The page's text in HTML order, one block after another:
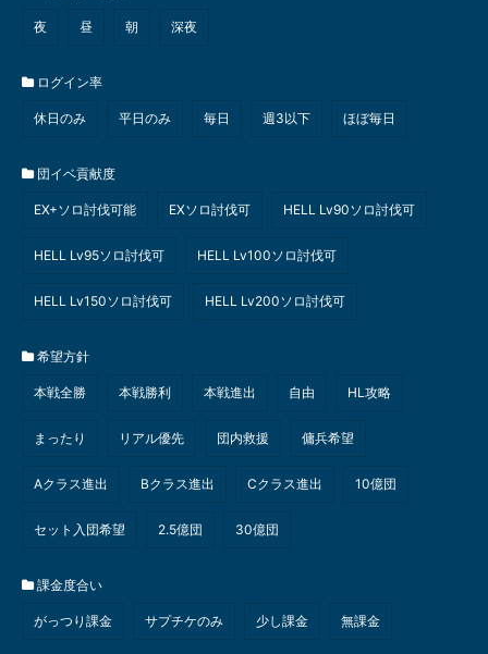
夜 昼 朝 深夜
ログイン率
休日のみ 平日のみ 毎日 週3以下 ほぼ毎日
団イベ貢献度
EX+ソロ討伐可能 EXソロ討伐可 HELL Lv90ソロ討伐可
HELL Lv95ソロ討伐可 HELL Lv100ソロ討伐可
HELL Lv150ソロ討伐可 HELL Lv200ソロ討伐可
希望方針
本戦全勝 本戦勝利 本戦進出 自由 HL攻略
まったり リアル優先 団内救援 傭兵希望
Aクラス進出 Bクラス進出 Cクラス進出 10億団
セット入団希望 2.5億団 30億団
課金度合い
がっつり課金 サプチケのみ 少し課金 無課金